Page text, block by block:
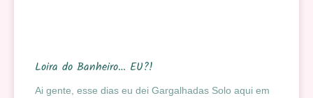
Loira do Banheiro… EU?!
Ai gente, esse dias eu dei Gargalhadas Solo aqui em